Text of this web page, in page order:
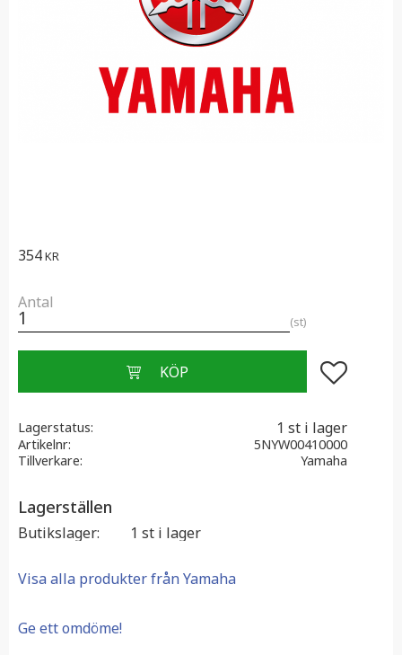
354KR
Antal
st
Lägg till i
Lagerstatus 1 st i lager
Artikelnr
5NYW00410000
Tillverkare
Yamaha
Lagerställen
Butikslager 1 st i lager
Visa alla produkter från Yamaha
Ge ett omdöme!